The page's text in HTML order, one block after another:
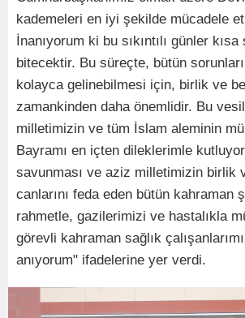
kademeleri en iyi şekilde mücadele
İnanıyorum ki bu sıkıntılı günler
bitecektir. Bu süreçte, bütün
kolayca gelinebilmesi için, birlik ve
zamankinden daha önemlidir. Bu
milletimizin ve tüm İslam aleminin
Bayramı en içten dileklerimle
savunması ve aziz milletimizin birlik
canlarını feda eden bütün kahraman
rahmetle, gazilerimizi ve hastalıkla
görevli kahraman sağlık
anıyorum" ifadelerine yer verdi.